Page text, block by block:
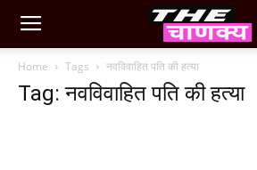
Home Tags नवविवाहित पति की हत्या
Tag: नवविवाहित पति की हत्या